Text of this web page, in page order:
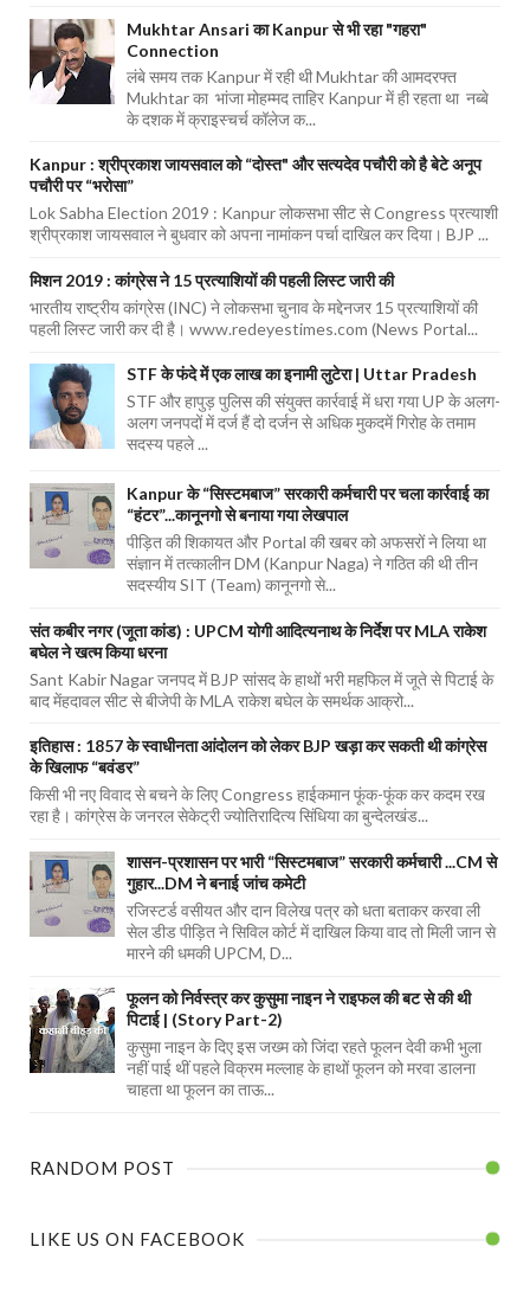
Mukhtar Ansari का Kanpur से भी रहा "गहरा"
Connection
लंबे समय तक Kanpur में रही थी Mukhtar की आमदरफ्त
Mukhtar का भांजा मोहम्मद ताहिर Kanpur में ही रहता था नब्बे
के दशक में क्राइस्चर्च कॉलेज क...
Kanpur : श्रीप्रकाश जायसवाल को “दोस्त" और सत्यदेव पचौरी को है बेटे अनूप
पचौरी पर “भरोसा”
Lok Sabha Election 2019 : Kanpur लोकसभा सीट से Congress प्रत्याशी
श्रीप्रकाश जायसवाल ने बुधवार को अपना नामांकन पर्चा दाखिल कर दिया। BJP ...
मिशन 2019 : कांग्रेस ने 15 प्रत्याशियों की पहली लिस्ट जारी की
भारतीय राष्ट्रीय कांग्रेस (INC) ने लोकसभा चुनाव के मद्देनजर 15 प्रत्याशियों की
पहली लिस्ट जारी कर दी है। www.redeyestimes.com (News Portal...
STF के फंदे में एक लाख का इनामी लुटेरा | Uttar Pradesh
STF और हापुड़ पुलिस की संयुक्त कार्रवाई में धरा गया UP के अलग-
अलग जनपदों में दर्ज हैं दो दर्जन से अधिक मुकदमें गिरोह के तमाम
सदस्य पहले ...
Kanpur के “सिस्टमबाज” सरकारी कर्मचारी पर चला कार्रवाई का
“हंटर”...कानूनगो से बनाया गया लेखपाल
पीड़ित की शिकायत और Portal की खबर को अफसरों ने लिया था
संज्ञान में तत्कालीन DM (Kanpur Naga) ने गठित की थी तीन
सदस्यीय SIT (Team) कानूनगो से...
संत कबीर नगर (जूता कांड) : UPCM योगी आदित्यनाथ के निर्देश पर MLA राकेश
बघेल ने खत्म किया धरना
Sant Kabir Nagar जनपद में BJP सांसद के हाथों भरी महफिल में जूते से पिटाई के
बाद मेंहदावल सीट से बीजेपी के MLA राकेश बघेल के समर्थक आक्रो...
इतिहास : 1857 के स्वाधीनता आंदोलन को लेकर BJP खड़ा कर सकती थी कांग्रेस
के खिलाफ “बवंडर”
किसी भी नए विवाद से बचने के लिए Congress हाईकमान फूंक-फूंक कर कदम रख
रहा है। कांग्रेस के जनरल सेकेट्री ज्योतिरादित्य सिंधिया का बुन्देलखंड...
शासन-प्रशासन पर भारी “सिस्टमबाज” सरकारी कर्मचारी ...CM से
गुहार...DM ने बनाई जांच कमेटी
रजिस्टर्ड वसीयत और दान विलेख पत्र को धता बताकर करवा ली
सेल डीड पीड़ित ने सिविल कोर्ट में दाखिल किया वाद तो मिली जान से
मारने की धमकी UPCM, D...
फूलन को निर्वस्त्र कर कुसुमा नाइन ने राइफल की बट से की थी
पिटाई | (Story Part-2)
कुसुमा नाइन के दिए इस जख्म को जिंदा रहते फूलन देवी कभी भुला
नहीं पाई थीं पहले विक्रम मल्लाह के हाथों फूलन को मरवा डालना
चाहता था फूलन का ताऊ...
RANDOM POST
LIKE US ON FACEBOOK